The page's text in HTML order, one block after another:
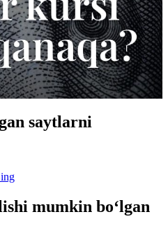
saytlarni
mumkin bo‘lgan